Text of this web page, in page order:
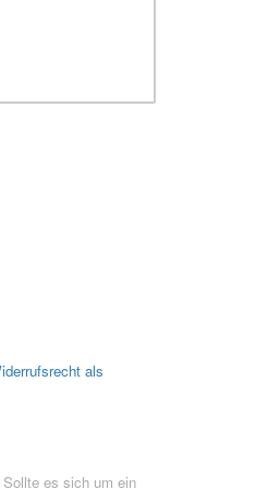
als
es sich um ein